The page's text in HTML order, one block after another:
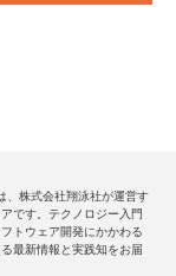
、株式会社翔泳社が運営す
です。テクノロジー入門
トウェア開発にかかわる
最新情報と実践知をお届